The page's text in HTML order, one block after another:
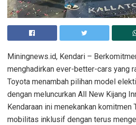
Miningnews.id, Kendari –
menghadirkan ever-better-cars yang
Toyota menambah pilihan model
dengan meluncurkan All New Kijang
Kendaraan ini menekankan komitmen
mobilitas inklusif dengan terus